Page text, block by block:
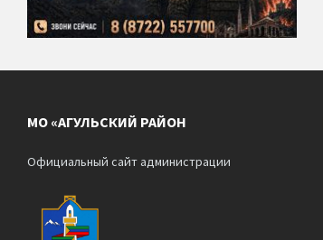
МО «АГУЛЬСКИЙ РАЙОН
Официальный сайт администрации